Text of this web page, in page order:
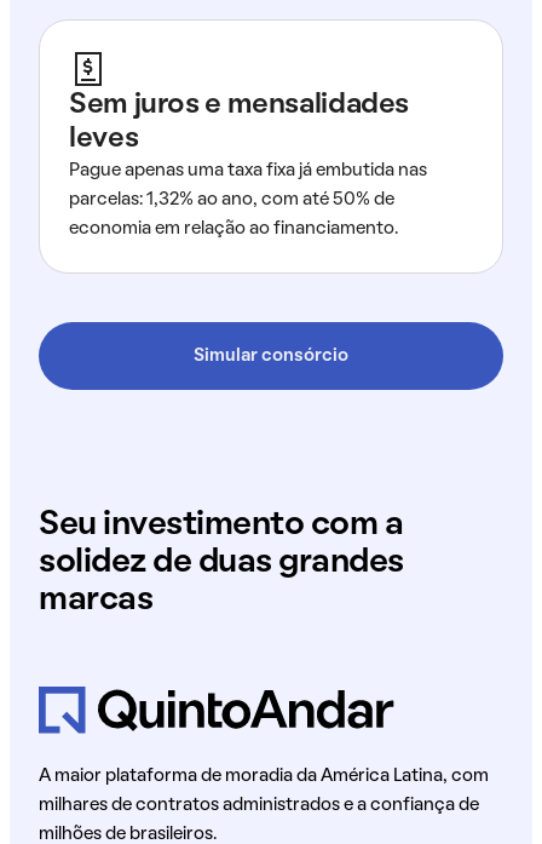
Sem juros e mensalidades
leves
Pague apenas uma taxa fixa já embutida nas
parcelas: 1,32% ao ano, com até 50% de
economia em relação ao financiamento.
Simular consórcio
Seu investimento com a
solidez de duas grandes
marcas
A maior plataforma de moradia da América Latina, com
milhares de contratos administrados e a confiança de
milhões de brasileiros.